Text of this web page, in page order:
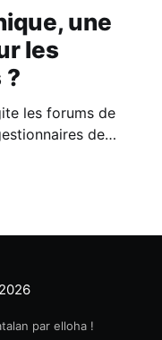
une
les
?
les forums de
de
par elloha !